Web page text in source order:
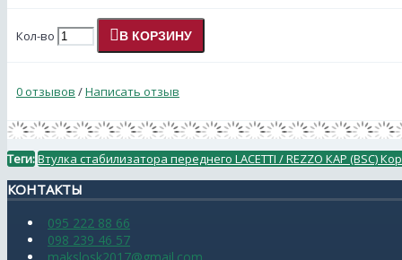
Кол-во В КОРЗИНУ
0 отзывов /Написать отзыв
Теги:Втулка стабилизатора переднего LACETTI / REZZO КАР (BSC)
КОНТАКТЫ
095 222 88 66
098 239 46 57